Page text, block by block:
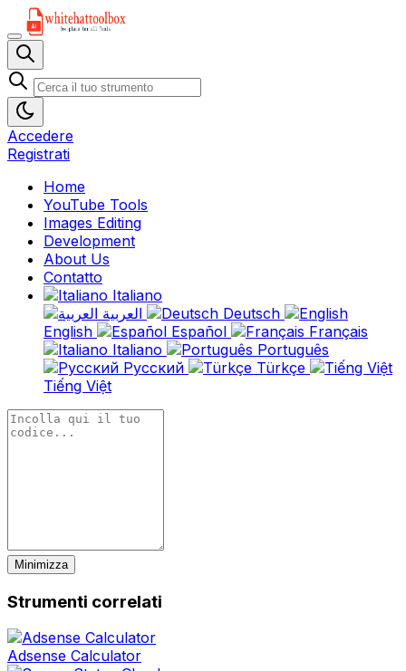
Accedere
Registrati
Home
YouTube Tools
Images Editing
Development
About Us
Contatto
Italiano
Deutsch
English
Español
Français
Italiano
Português
Русский
Türkçe
Tiếng Việt
Minimizza
Strumenti correlati
Adsense Calculator